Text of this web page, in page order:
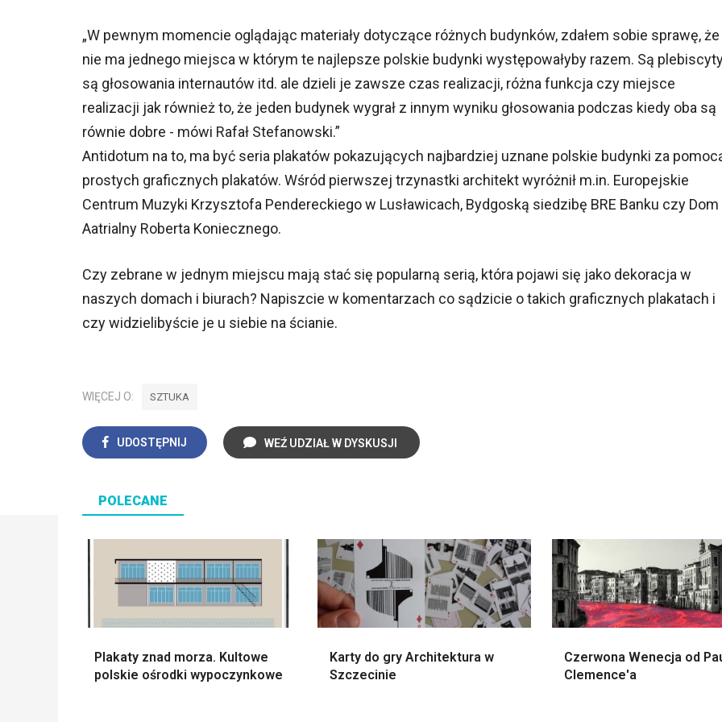
W pewnym momencie oglądając materiały dotyczące różnych budynków, zdałem sobie sprawę, że
nie ma jednego miejsca w którym te najlepsze polskie budynki występowałyby razem. Są
są głosowania internautów itd. ale dzieli je zawsze czas realizacji, różna funkcja czy miejsce
realizacji jak również to, że jeden budynek wygrał z innym wyniku głosowania podczas kiedy oba są
równie dobre - mówi Rafał Stefanowski.
Antidotum na to, ma być seria plakatów pokazujących najbardziej uznane polskie budynki za
prostych graficznych plakatów. Wśród pierwszej trzynastki architekt wyróżnił m.in. Europejskie
Centrum Muzyki Krzysztofa Pendereckiego w Lusławicach, Bydgoską siedzibę BRE Banku czy Dom
Aatrialny Roberta Koniecznego.
Czy zebrane w jednym miejscu mają stać się popularną serią, która pojawi się jako dekoracja w
naszych domach i biurach? Napiszcie w komentarzach co sądzicie o takich graficznych plakatach i
czy widzielibyście je u siebie na ścianie.
WIĘCEJ O: SZTUKA
UDOSTĘPNIJ WEŹ UDZIAŁ W DYSKUSJI
POLECANE
Plakaty znad morza. Kultowe
polskie ośrodki wypoczynkowe
Karty do gry Architektura w
Szczecinie
Czerwona Wenecja od
Clemence'a